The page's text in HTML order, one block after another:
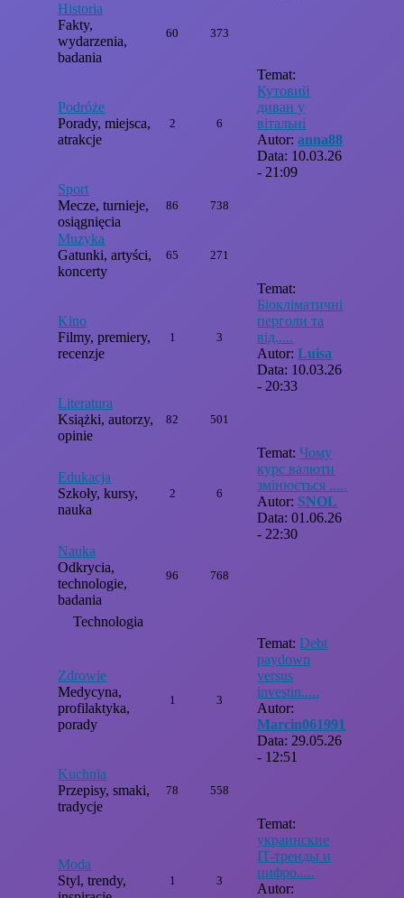
Historia
Fakty,
wydarzenia,
badania
60 373
Podróże
Porady, miejsca,
atrakcje
2 6
Temat:
Кутовий
диван у
вітальні
Autor:anna88
Data: 10.03.26
- 21:09
Sport
Mecze, turnieje,
osiągnięcia
86 738
Muzyka
Gatunki, artyści,
koncerty
65 271
Kino
Filmy, premiery,
recenzje
1 3
Temat:
Біокліматичні
перголи та
від.....
Autor:Luisa
Data: 10.03.26
- 20:33
Literatura
Książki, autorzy,
opinie
82 501
Edukacja
Szkoły, kursy,
nauka
2 6
Temat:Чому
курс валюти
змінюється .....
Autor: SNOL
Data: 01.06.26
- 22:30
Nauka
Odkrycia,
technologie,
badania
96 768
Technologia
Zdrowie
Medycyna,
profilaktyka,
porady
1 3
Temat:Debt
paydown
versus
investin.....
Autor:
Marcin061991
Data: 29.05.26
- 12:51
Kuchnia
Przepisy, smaki,
tradycje
78 558
Moda
Styl, trendy,
1 3
Temat:
украинские
IT-тренды и
цифро.....
Autor: